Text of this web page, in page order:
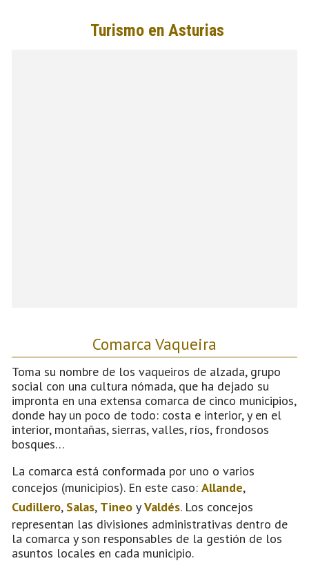
Comarca Vaqueira
Toma su nombre de los vaqueiros de alzada, grupo
social con una cultura nómada, que ha dejado su
impronta en una extensa comarca de cinco municipios,
donde hay un poco de todo: costa e interior, y en el
interior, montañas, sierras, valles, ríos, frondosos
bosques…
La comarca está conformada por uno o varios
concejos (municipios). En este caso: Allande,
Cudillero, Salas, Tineo yValdés. Los concejos
representan las divisiones administrativas dentro de
la comarca y son responsables de la gestión de los
asuntos locales en cada municipio.